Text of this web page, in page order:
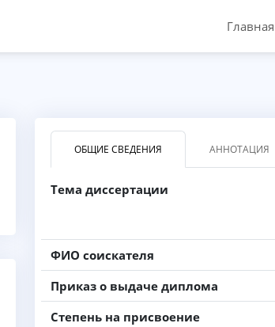
Главная
ОБЩИЕ СВЕДЕНИЯ АННОТАЦИЯ
Тема диссертации
ФИО соискателя
Приказ о выдаче диплома
Степень на присвоение